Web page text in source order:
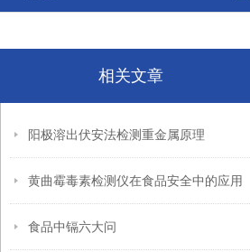
相关文章
阳极溶出伏安法检测重金属原理
黄曲霉毒素检测仪在食品安全中的应用
食品中镉六大问